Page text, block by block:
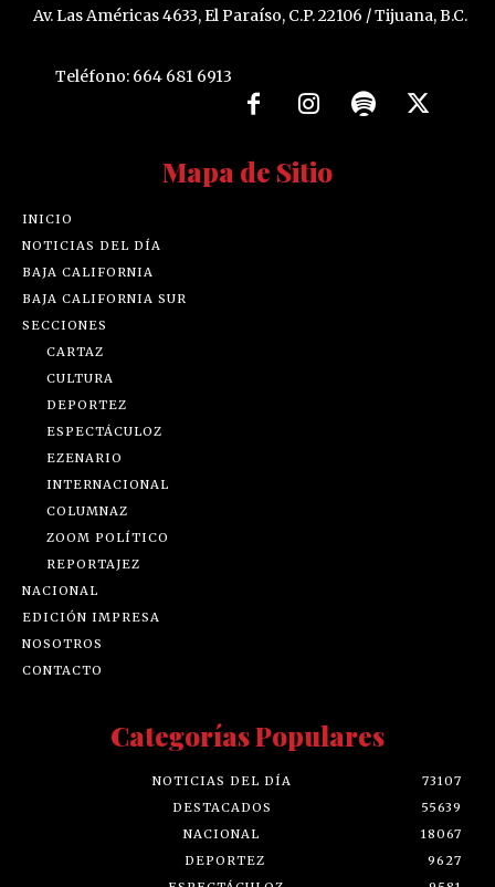
Av. Las Américas 4633, El Paraíso, C.P. 22106 / Tijuana, B.C.
Teléfono: 664 681 6913
Mapa de Sitio
INICIO
NOTICIAS DEL DÍA
BAJA CALIFORNIA
BAJA CALIFORNIA SUR
SECCIONES
CARTAZ
CULTURA
DEPORTEZ
ESPECTÁCULOZ
EZENARIO
INTERNACIONAL
COLUMNAZ
ZOOM POLÍTICO
REPORTAJEZ
NACIONAL
EDICIÓN IMPRESA
NOSOTROS
CONTACTO
Categorías Populares
NOTICIAS DEL DÍA
73107
DESTACADOS
55639
NACIONAL
18067
DEPORTEZ
9627